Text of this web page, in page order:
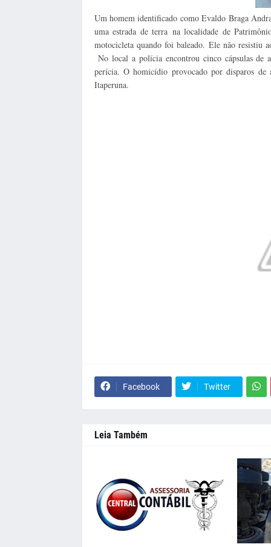
Um homem identificado como Evaldo Braga
uma estrada de terra na localidade de
motocicleta quando foi baleado. Ele não resistiu
No local a polícia encontrou cinco cápsulas de
perícia. O homicídio provocado por disparos de
Itaperuna.
Facebook Twitter
Leia Também